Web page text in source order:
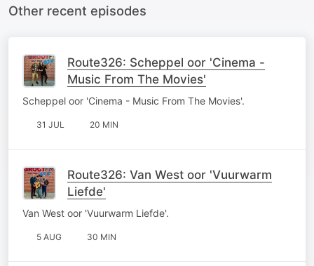
Other recent episodes
Route326: Scheppel oor 'Cinema -
Music From The Movies'
Scheppel oor 'Cinema - Music From The Movies'.
31 JUL 20 MIN
Route326: Van West oor 'Vuurwarm
Liefde'
Van West oor 'Vuurwarm Liefde'.
5 AUG 30 MIN